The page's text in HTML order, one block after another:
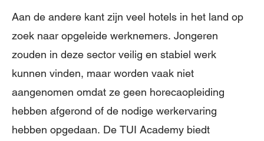
Aan de andere kant zijn veel hotels in het land op
zoek naar opgeleide werknemers. Jongeren
zouden in deze sector veilig en stabiel werk
kunnen vinden, maar worden vaak niet
aangenomen omdat ze geen horecaopleiding
hebben afgerond of de nodige werkervaring
hebben opgedaan. De TUI Academy biedt